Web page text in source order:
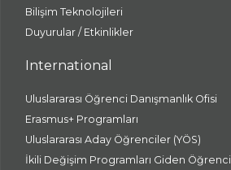
Bilişim Teknolojileri
Duyurular / Etkinlikler
International
Uluslararası Öğrenci Danışmanlık Ofisi
Erasmus+ Programları
Uluslararası Aday Öğrenciler (YÖS)
İkili Değişim Programları Giden Öğrenci